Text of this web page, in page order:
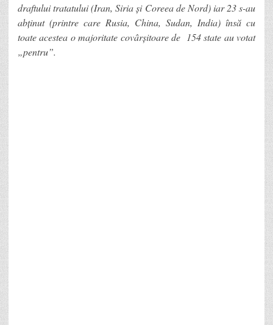
draftului tratatului (Iran, Siria și Coreea de Nord) iar 23 s-au
abținut (printre care Rusia, China, Sudan, India) însă cu
toate acestea o majoritate covârșitoare de 154 state au votat
„pentru”.